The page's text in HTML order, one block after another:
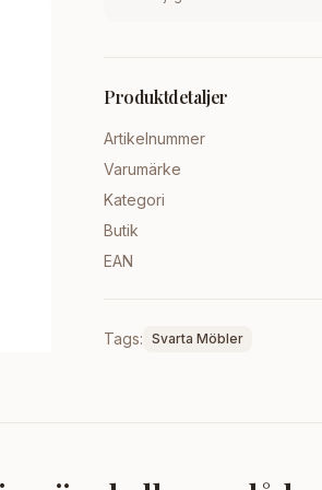
Produktdetaljer
Artikelnummer
Varumärke
Kategori
Butik
EAN
Tags: Svarta Möbler